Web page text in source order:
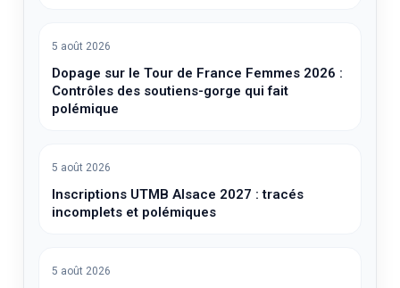
5 août 2026
Dopage sur le Tour de France Femmes 2026 :
Contrôles des soutiens-gorge qui fait
polémique
5 août 2026
Inscriptions UTMB Alsace 2027 : tracés
incomplets et polémiques
5 août 2026